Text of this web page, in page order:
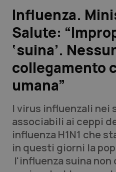
Lavoro e Professioni
Scienza e Farmaci
Studi e Analisi
Lettere al direttore
Edizioni Regionali
QS Pro
Professionisti Sanitari.AI
Influenza.
Salute:
‘suina’.
collegamento
umana”
I virus influenzali nei
associabili ai ceppi
influenza H1N1 che
in questi giorni la
l'influenza suina non